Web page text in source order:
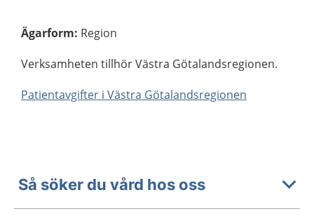
Ägarform: Region
Verksamheten tillhör Västra Götalandsregionen.
Patientavgifter i Västra Götalandsregionen
Så söker du vård hos oss